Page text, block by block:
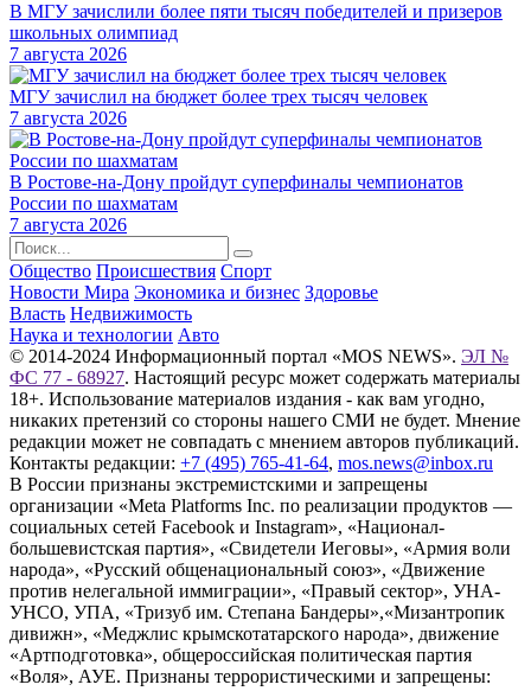
В МГУ зачислили более пяти тысяч победителей и призеров
школьных олимпиад
7 августа 2026
МГУ зачислил на бюджет более трех тысяч человек
7 августа 2026
В Ростове-на-Дону пройдут суперфиналы чемпионатов
России по шахматам
7 августа 2026
Общество Происшествия Спорт
Новости Мира Экономика и бизнес Здоровье
Власть Недвижимость
Наука и технологии Авто
© 2014-2024 Информационный портал «MOS NEWS». ЭЛ №
ФС 77 - 68927. Настоящий ресурс может содержать материалы
18+. Использование материалов издания - как вам угодно,
никаких претензий со стороны нашего СМИ не будет. Мнение
редакции может не совпадать с мнением авторов публикаций.
Контакты редакции: +7 (495) 765-41-64, mos.news@inbox.ru
В России признаны экстремистскими и запрещены
организации «Meta Platforms Inc. по реализации продуктов —
социальных сетей Facebook и Instagram», «Национал-
большевистская партия», «Свидетели Иеговы», «Армия воли
народа», «Русский общенациональный союз», «Движение
против нелегальной иммиграции», «Правый сектор», УНА-
УНСО, УПА, «Тризуб им. Степана Бандеры»,«Мизантропик
дивижн», «Меджлис крымскотатарского народа», движение
«Артподготовка», общероссийская политическая партия
«Воля», АУЕ. Признаны террористическими и запрещены: